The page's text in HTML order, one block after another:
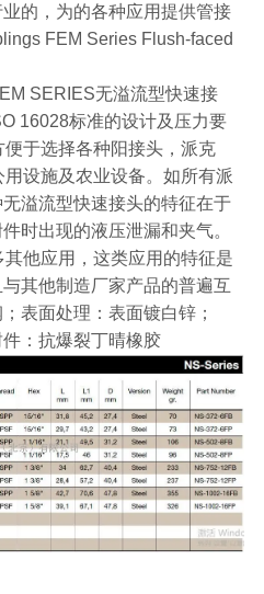
的，为的各种应用提供管接
FEM Series Flush-faced
SERIES无溢流型快速接
16028标准的设计及压力要
于选择各种阳接头，派克
设施及农业设备。如所有派
溢流型快速接头的特征在于
时出现的液压泄漏和夹气。
他应用，这类应用的特征是
其他制造厂家产品的普遍互
表面处理：表面镀白锌；
：抗爆裂丁晴橡胶